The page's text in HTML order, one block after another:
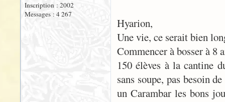
Inscription : 2002
Messages : 4 267
Hyarion,
Une vie, ce serait bien
Commencer à bosser à 8
150 élèves à la cantine
sans soupe, pas besoin
un Carambar les bons